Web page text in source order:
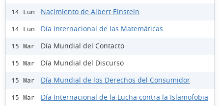
14 Lun Nacimiento de Albert Einstein
14 Lun Día Internacional de las Matemáticas
15 Mar Día Mundial del Contacto
15 Mar Día Mundial del Discurso
15 Mar Día Mundial de los Derechos del Consumidor
15 Mar Día Internacional de la Lucha contra la Islamofobia